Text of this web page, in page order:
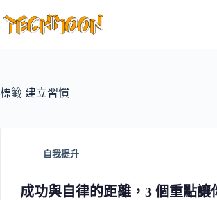
至
容
標籤 建立習慣
自我提升
成功與自律的距離，3 個重點讓